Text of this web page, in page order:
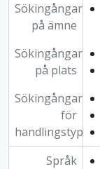
Sökingångar
på ämne
Sökingångar
på plats
Sökingångar
för
handlingstyp
Språk